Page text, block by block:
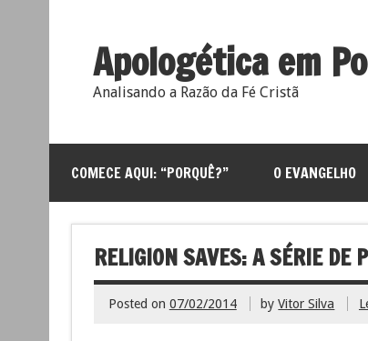
Apologética em
Analisando a Razão da Fé Cristã
COMECE AQUI: “PORQUÊ?” O EVANGELHO
RELIGION SAVES: A SÉRIE DE
Posted on 07/02/2014 byVitor Silva